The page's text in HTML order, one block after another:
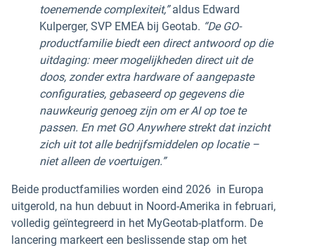
toenemende complexiteit,”aldus Edward
Kulperger, SVP EMEA bij Geotab. “De GO-
productfamilie biedt een direct antwoord op die
uitdaging: meer mogelijkheden direct uit de
doos, zonder extra hardware of aangepaste
configuraties, gebaseerd op gegevens die
nauwkeurig genoeg zijn om er AI op toe te
passen. En met GO Anywhere strekt dat inzicht
zich uit tot alle bedrijfsmiddelen op locatie –
niet alleen de voertuigen.”
Beide productfamilies worden eind 2026 in Europa
uitgerold, na hun debuut in Noord-Amerika in februari,
volledig geïntegreerd in het MyGeotab-platform. De
lancering markeert een beslissende stap om het